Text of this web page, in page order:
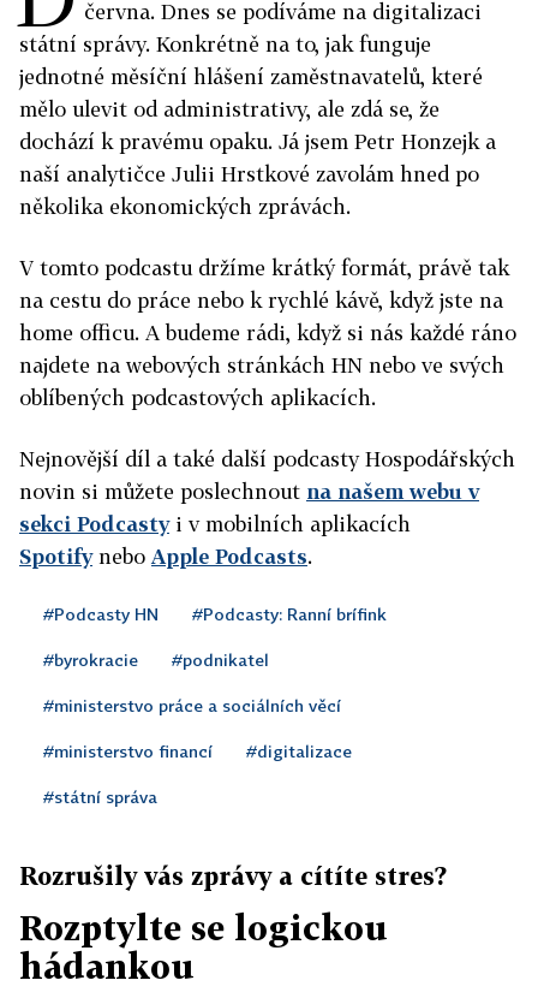
června. Dnes se podíváme na digitalizaci
státní správy. Konkrétně na to, jak funguje
jednotné měsíční hlášení zaměstnavatelů, které
mělo ulevit od administrativy, ale zdá se, že
dochází k pravému opaku. Já jsem Petr Honzejk a
naší analytičce Julii Hrstkové zavolám hned po
několika ekonomických zprávách.
V tomto podcastu držíme krátký formát, právě tak
na cestu do práce nebo k rychlé kávě, když jste na
home officu. A budeme rádi, když si nás každé ráno
najdete na webových stránkách HN nebo ve svých
oblíbených podcastových aplikacích.
Nejnovější díl a také další podcasty Hospodářských
novin si můžete poslechnout na našem webu v
sekci Podcastyi v mobilních aplikacích
Spotify nebo Apple Podcasts.
#Podcasty HN #Podcasty: Ranní brífink
#byrokracie #podnikatel
#ministerstvo práce a sociálních věcí
#ministerstvo financí #digitalizace
#státní správa
Rozrušily vás zprávy a cítíte stres?
Rozptylte se logickou
hádankou